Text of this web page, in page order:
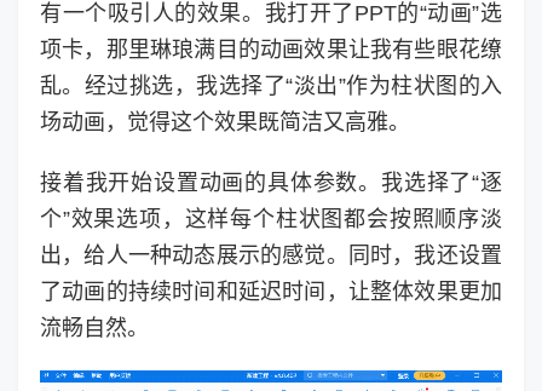
有一个吸引人的效果。我打开了PPT的“动画”选
项卡，那里琳琅满目的动画效果让我有些眼花缭
乱。经过挑选，我选择了“淡出”作为柱状图的入
场动画，觉得这个效果既简洁又高雅。
接着我开始设置动画的具体参数。我选择了“逐
个”效果选项，这样每个柱状图都会按照顺序淡
出，给人一种动态展示的感觉。同时，我还设置
了动画的持续时间和延迟时间，让整体效果更加
流畅自然。